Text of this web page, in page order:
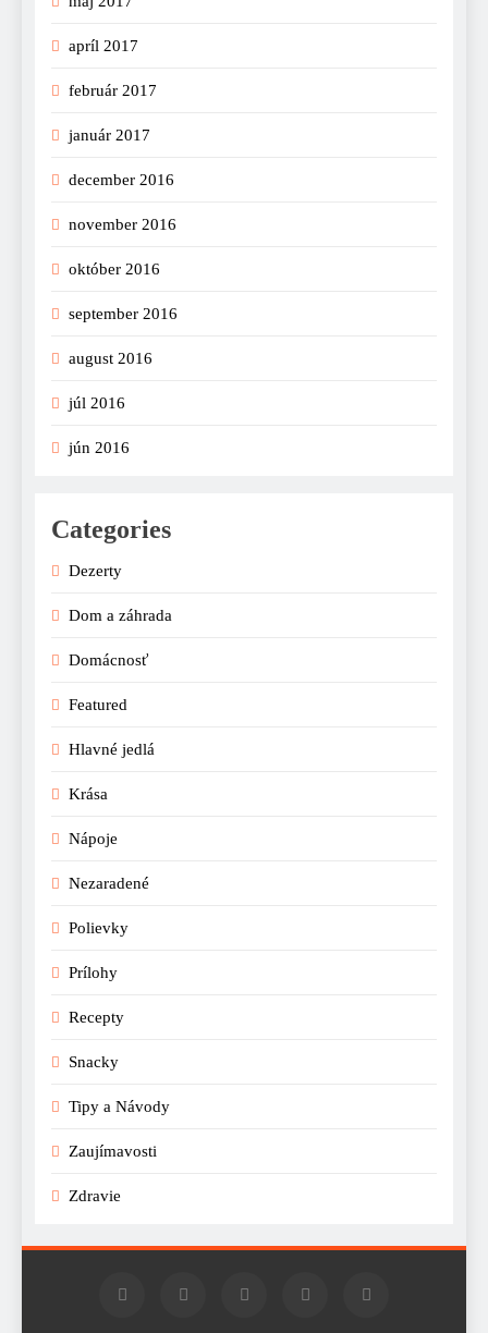
apríl 2017
február 2017
január 2017
december 2016
november 2016
október 2016
september 2016
august 2016
júl 2016
jún 2016
Categories
Dezerty
Dom a záhrada
Domácnosť
Featured
Hlavné jedlá
Krása
Nápoje
Nezaradené
Polievky
Prílohy
Recepty
Snacky
Tipy a Návody
Zaujímavosti
Zdravie